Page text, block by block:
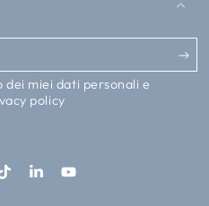
miei dati personali e
policy
TikTokLinkedInYouTube